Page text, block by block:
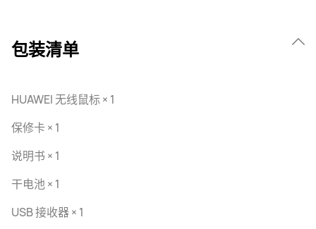
包装清单
HUAWEI 无线鼠标 × 1
保修卡 × 1
说明书 × 1
干电池 × 1
USB 接收器 × 1